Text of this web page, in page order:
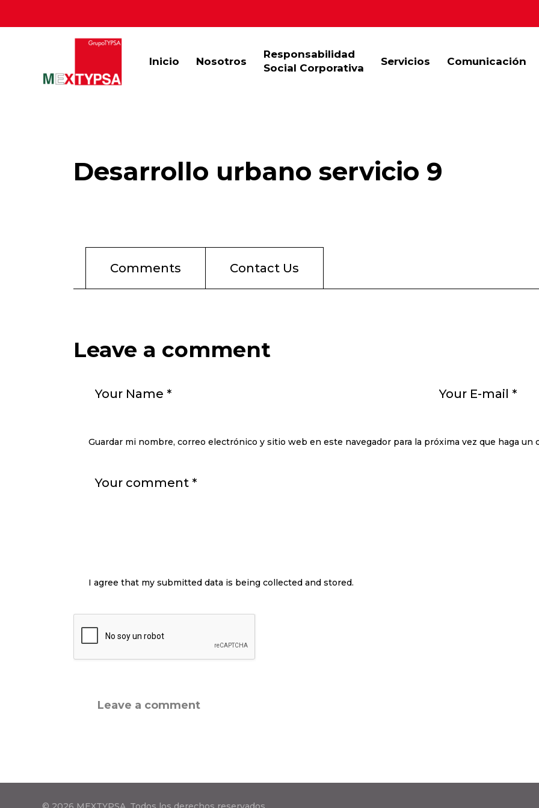
Inicio Nosotros
Responsabilidad
Social Corporativa
Servicios Comunicación
Desarrollo urbano servicio 9
Comments Contact Us
Leave a comment
Guardar mi nombre, correo electrónico y sitio web en este navegador para la próxima vez que haga un
I agree that my submitted data is being collected and stored.